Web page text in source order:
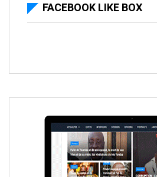
FACEBOOK LIKE BOX